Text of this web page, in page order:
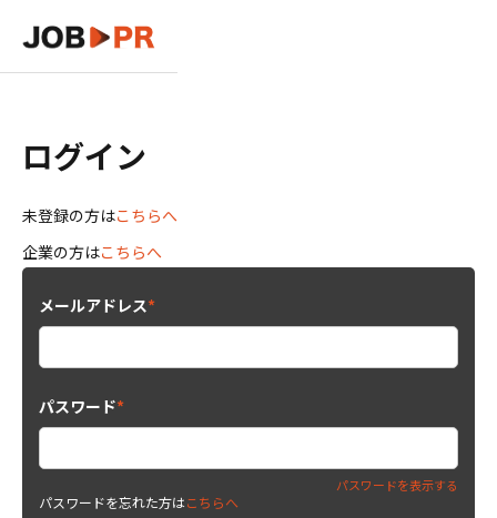
ログイン
未登録の方はこちらへ
企業の方はこちらへ
メールアドレス*
パスワード*
パスワードを表示する
パスワードを忘れた方はこちらへ